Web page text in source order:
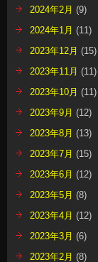
2024年2月 (9)
2024年1月 (11)
2023年12月 (15)
2023年11月 (11)
2023年10月 (11)
2023年9月 (12)
2023年8月 (13)
2023年7月 (15)
2023年6月 (12)
2023年5月 (8)
2023年4月 (12)
2023年3月 (6)
2023年2月 (8)